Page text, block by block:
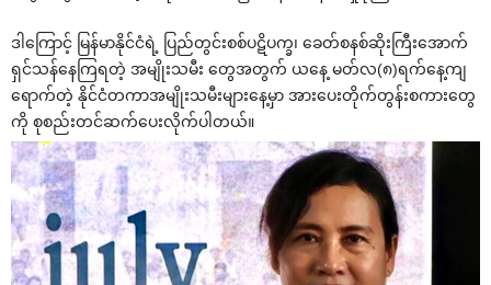
ဒါကြောင့် မြန်မာနိုင်ငံရဲ့ ပြည်တွင်းစစ်ပဋိပက္ခ၊ ခေတ်စနစ်ဆိုးကြီးအောက်
ရှင်သန်နေကြရတဲ့ အမျိုးသမီး တွေအတွက် ယနေ့ မတ်လ(၈)ရက်နေ့ကျ
ရောက်တဲ့ နိုင်ငံတကာအမျိုးသမီးများနေ့မှာ အားပေးတိုက်တွန်းစကားတွေ
ကို စုစည်းတင်ဆက်ပေးလိုက်ပါတယ်။